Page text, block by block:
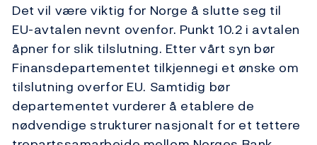
Det vil være viktig for Norge å slutte seg til
EU-avtalen nevnt ovenfor. Punkt 10.2 i avtalen
åpner for slik tilslutning. Etter vårt syn bør
Finansdepartementet tilkjennegi et ønske om
tilslutning overfor EU. Samtidig bør
departementet vurderer å etablere de
nødvendige strukturer nasjonalt for et tettere